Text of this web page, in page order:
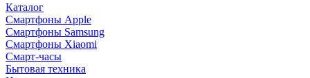
Каталог
Смартфоны Apple
Смартфоны Samsung
Смартфоны Xiaomi
Смарт-часы
Бытовая техника